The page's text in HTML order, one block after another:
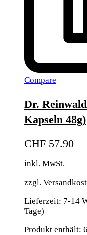
Compare
Dr.
Kapseln 48g)
CHF 57.90
inkl. MwSt.
zzgl.
Lieferzeit: 7-14
Tage)
Produkt enthält: